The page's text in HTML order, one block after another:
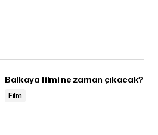
Balkaya filmi ne zaman çıkacak?
Film